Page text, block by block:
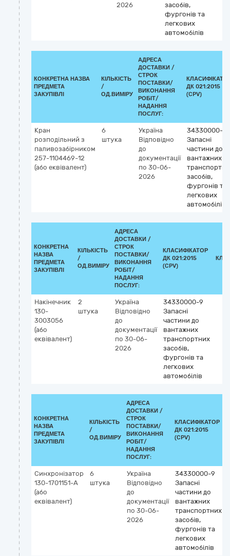
2026
засобів,
фургонів та
легкових
автомобілів
КОНКРЕТНА НАЗВА
ПРЕДМЕТА
ЗАКУПІВЛІ
КІЛЬКІСТЬ
/
ОД.ВИМІРУ
АДРЕСА
ДОСТАВКИ /
СТРОК
ПОСТАВКИ/
ВИКОНАННЯ
РОБІТ/
НАДАННЯ
ПОСЛУГ:
ДК 021:2015
(CPV)
Кран
розподільний з
паливозабірником
257-1104469-12
(або еквівалент)
6
штука
Україна
Відповідно
до
документації
по 30-06-
2026
34330000-9
Запасні
частини до
вантажних
засобів,
фургонів та
легкових
автомобілів
КОНКРЕТНА
НАЗВА
ПРЕДМЕТА
ЗАКУПІВЛІ
КІЛЬКІСТЬ
/
ОД.ВИМІРУ
АДРЕСА
ДОСТАВКИ /
СТРОК
ПОСТАВКИ/
ВИКОНАННЯ
РОБІТ/
НАДАННЯ
ПОСЛУГ:
КЛАСИФІКАТОР
ДК 021:2015
(CPV)
Накінечник
130-
3003056
(або
еквівалент)
2
штука
Україна
Відповідно
до
документації
по 30-06-
2026
34330000-9
Запасні
частини до
вантажних
транспортних
засобів,
фургонів та
легкових
автомобілів
КОНКРЕТНА
НАЗВА
ПРЕДМЕТА
ЗАКУПІВЛІ
КІЛЬКІСТЬ
/
ОД.ВИМІРУ
АДРЕСА
ДОСТАВКИ /
СТРОК
ПОСТАВКИ/
ВИКОНАННЯ
РОБІТ/
НАДАННЯ
ПОСЛУГ:
КЛАСИФІКАТОР
ДК 021:2015
(CPV)
Синхронізатор
130-1701151-А
(або
еквівалент)
6
штука
Україна
Відповідно
до
документації
по 30-06-
2026
34330000-9
Запасні
частини до
вантажних
транспортних
засобів,
фургонів та
легкових
автомобілів